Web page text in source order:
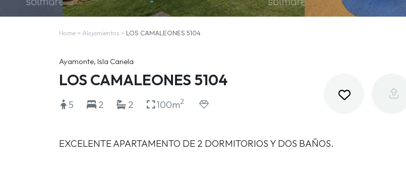
Home > Alojamientos > LOS CAMALEONES 5104
Ayamonte, Isla Canela
LOS CAMALEONES 5104
5 2 2 100m2
EXCELENTE APARTAMENTO DE 2 DORMITORIOS Y DOS BAÑOS.